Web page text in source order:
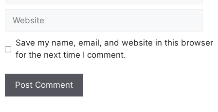
Save my name, email, and website in this browser
for the next time I comment.